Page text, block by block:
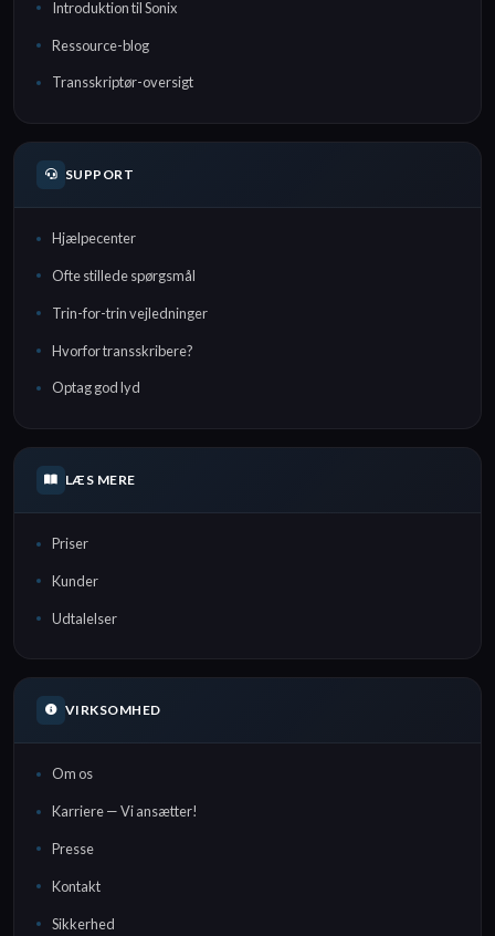
Introduktion til Sonix
Ressource-blog
Transskriptør-oversigt
SUPPORT
Hjælpecenter
Ofte stillede spørgsmål
Trin-for-trin vejledninger
Hvorfor transskribere?
Optag god lyd
LÆS MERE
Priser
Kunder
Udtalelser
VIRKSOMHED
Om os
Karriere — Vi ansætter!
Presse
Kontakt
Sikkerhed